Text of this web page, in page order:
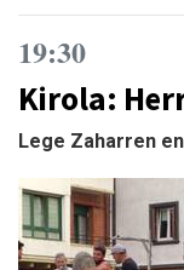
19:30
Kirola:
Lege Zaharren